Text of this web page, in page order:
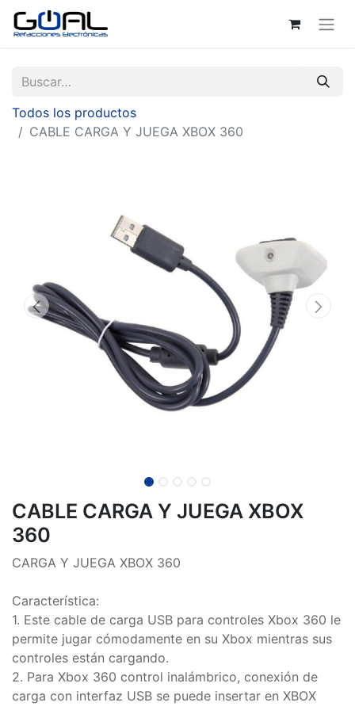
Todos los productos
CABLE CARGA Y JUEGA XBOX 360
CABLE CARGA Y JUEGA XBOX
360
CARGA Y JUEGA XBOX 360
Característica:
1. Este cable de carga USB para controles Xbox 360 le
permite jugar cómodamente en su Xbox mientras sus
controles están cargando.
2. Para Xbox 360 control inalámbrico, conexión de
carga con interfaz USB se puede insertar en XBOX